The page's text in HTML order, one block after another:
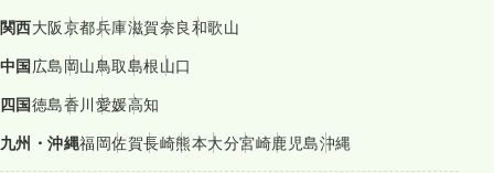
関西大阪京都兵庫滋賀奈良和歌山
中国広島岡山鳥取島根山口
四国徳島香川愛媛高知
九州・沖縄福岡佐賀長崎熊本大分宮崎鹿児島沖縄